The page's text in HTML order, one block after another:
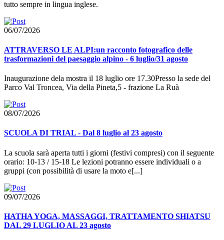
tutto sempre in lingua inglese.
06/07/2026
ATTRAVERSO LE ALPI:un racconto fotografico delle
trasformazioni del paesaggio alpino - 6 luglio/31 agosto
Inaugurazione dela mostra il 18 luglio ore 17.30Presso la sede del
Parco Val Troncea, Via della Pineta,5 - frazione La Ruà
08/07/2026
SCUOLA DI TRIAL - Dal 8 luglio al 23 agosto
La scuola sarà aperta tutti i giorni (festivi compresi) con il seguente
orario: 10-13 / 15-18 Le lezioni potranno essere individuali o a
gruppi (con possibilità di usare la moto e[...]
09/07/2026
HATHA YOGA, MASSAGGI, TRATTAMENTO SHIATSU
DAL 29 LUGLIO AL 23 agosto